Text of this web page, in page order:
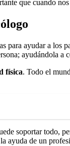
que cuando
para ayudar a los
ayudándola
física. Todo el
soportar todo,
ayuda de un